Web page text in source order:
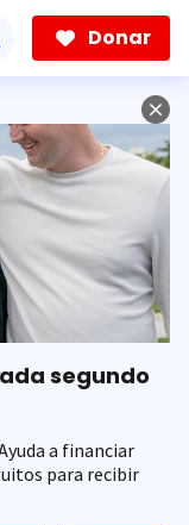
Donar
segundo
a financiar
para recibir